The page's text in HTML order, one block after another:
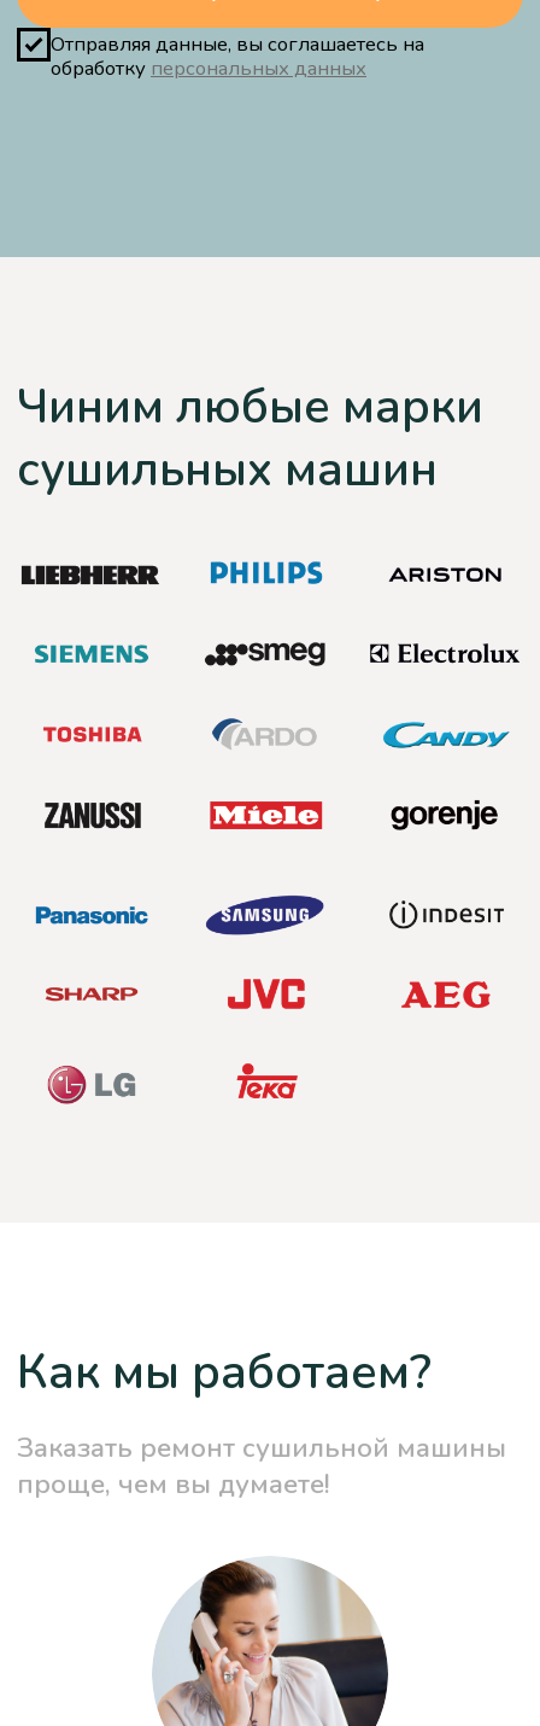
Отправляя данные, вы соглашаетесь на
обработку
персональных данных
Получить скидку
Email:
г. Казань, Меридианная улица,
Политика конфиденциальности
© 2025 Сервисный центр
ИНН: 519017382604 / ОГРНИП: 314519011100029